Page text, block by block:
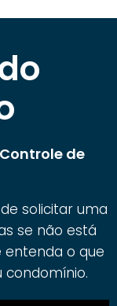
de
solicitar uma
se não está
entenda o que